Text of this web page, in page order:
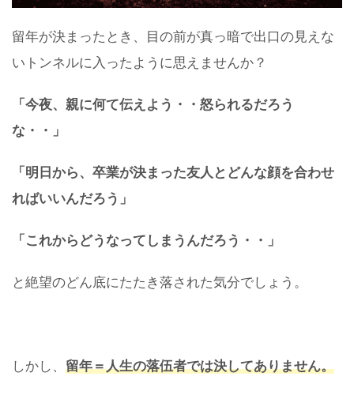
留年が決まったとき、目の前が真っ暗で出口の見えな
いトンネルに入ったように思えませんか？
「今夜、親に何て伝えよう・・怒られるだろう
な・・」
「明日から、卒業が決まった友人とどんな顔を合わせ
ればいいんだろう」
「これからどうなってしまうんだろう・・」
と絶望のどん底にたたき落された気分でしょう。
しかし、 留年＝人生の落伍者では決してありません。